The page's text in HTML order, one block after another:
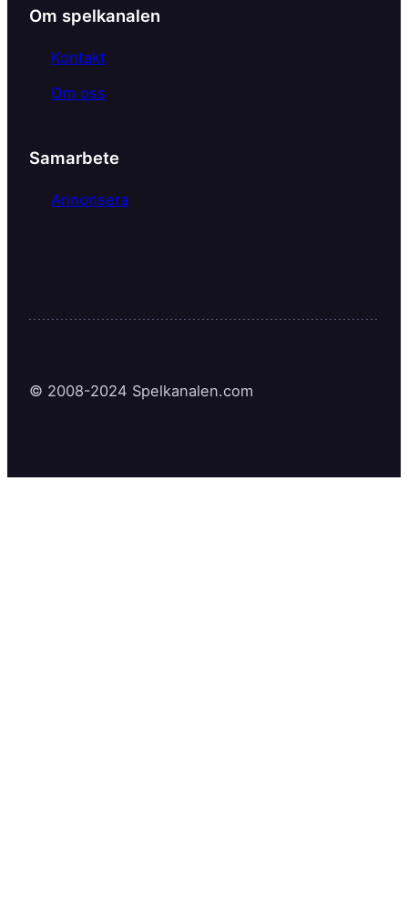
k
Om spelkanalen
Kontakt
Om oss
Samarbete
Annonsera
© 2008-2024 Spelkanalen.com